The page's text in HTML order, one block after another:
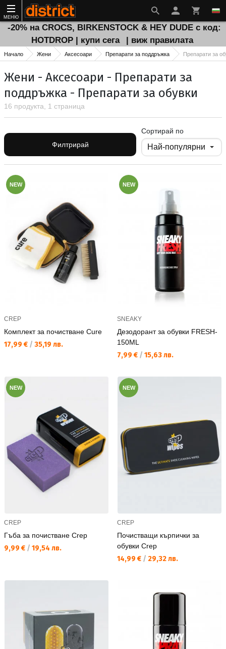
МЕНЮ
-20% на CROCS, BIRKENSTOCK & HEY DUDE с код:
HOTDROP | купи сега
| виж правилата
Начало Жени Аксесоари Препарати за поддръжка Препарати за
Жени - Аксесоари - Препарати за
поддръжка - Препарати за обувки
16 продукта, 1 страница
Филтрирай
Сортирай по
NEW
CREP
Комплект за почистване Cure
Текуща цена:
17,99 € / 35,19 лв.
NEW
SNEAKY
Дезодорант за обувки FRESH-
150ML
Текуща цена:
7,99 € / 15,63 лв.
NEW
CREP
Гъба за почистване Crep
Текуща цена:
9,99 € / 19,54 лв.
NEW
CREP
Почистващи кърпички за
обувки Crep
Текуща цена:
14,99 € / 29,32 лв.